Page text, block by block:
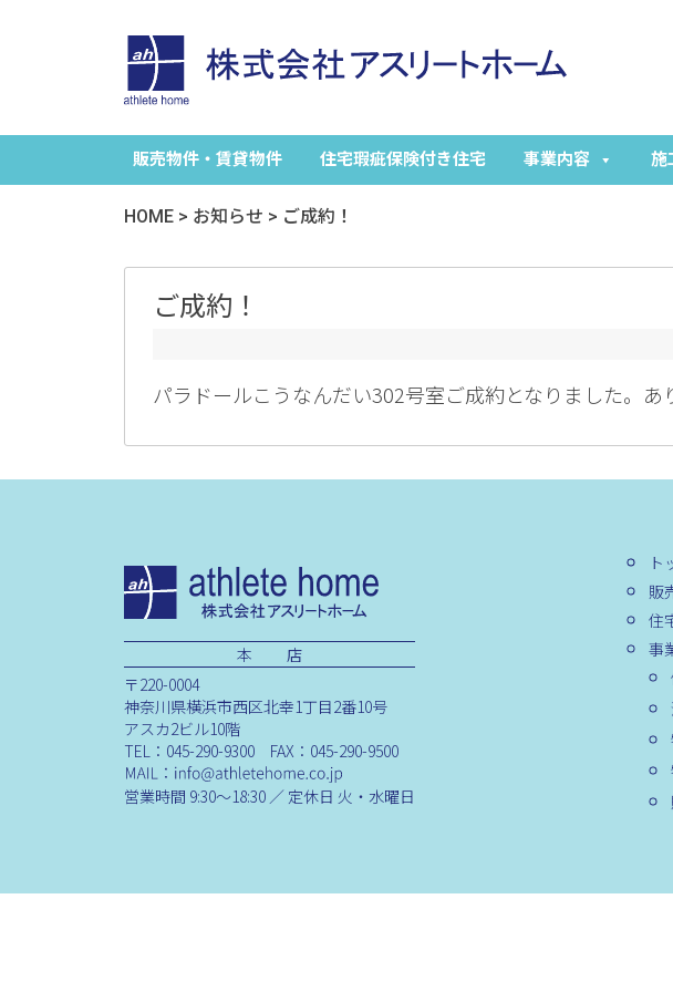
販売物件・賃貸物件 住宅瑕疵保険付き住宅 事業内容 施
HOME > お知らせ > ご成約！
ご成約！
パラドールこうなんだい302号室ご成約となりました。あ
本 店
〒220-0004
神奈川県横浜市西区北幸1丁目2番10号
アスカ2ビル10階
TEL：045-290-9300 FAX：045-290-9500
営業時間 9:30～18:30 ／ 定休日 火・水曜日
ト
販
住
事